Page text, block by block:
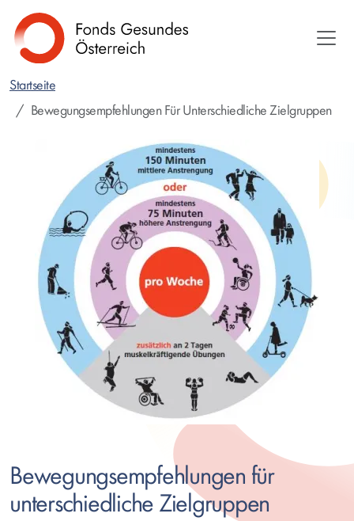
zum
Inhalt
Startseite
Bewegungsempfehlungen Für Unterschiedliche Zielgruppen
Bewegungsempfehlungen für
unterschiedliche Zielgruppen